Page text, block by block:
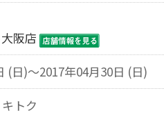
阪店
(日)～2017年04月30日 (日)
トク